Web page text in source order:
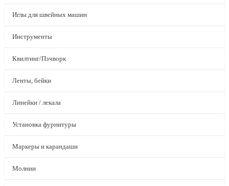
Иглы для швейных машин
Инструменты
Квилтинг/Пэчворк
Ленты, бейки
Линейки / лекала
Установка фурнитуры
Маркеры и карандаши
Молнии